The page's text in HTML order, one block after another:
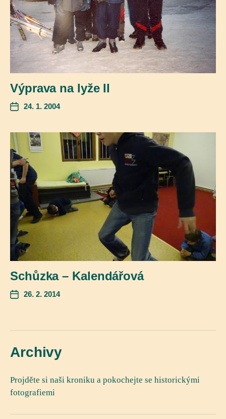
Výprava na lyže II
24. 1. 2004
Schůzka – Kalendářová
26. 2. 2014
Archivy
Projděte si naši kroniku a pokochejte se historickými
fotografiemi